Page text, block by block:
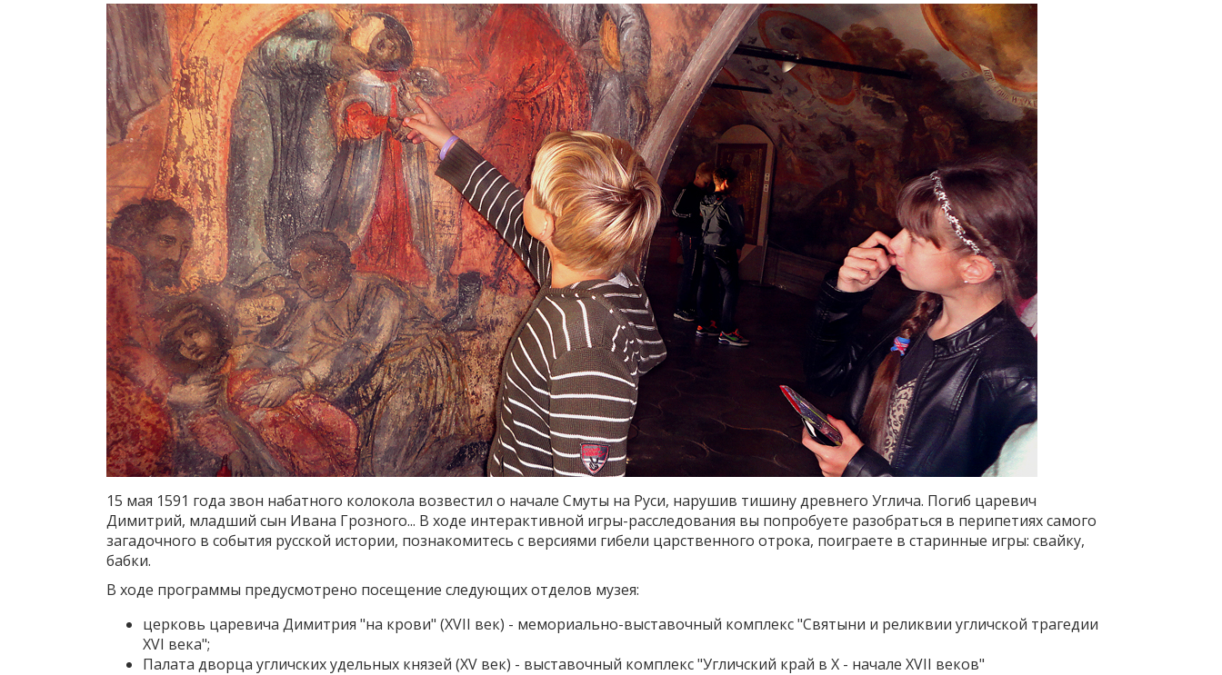
15 мая 1591 года звон набатного колокола возвестил о начале Смуты на Руси, нарушив тишину древнего Углича. Погиб царевич
Димитрий, младший сын Ивана Грозного... В ходе интерактивной игры-расследования вы попробуете разобраться в перипетиях самого
загадочного в события русской истории, познакомитесь с версиями гибели царственного отрока, поиграете в старинные игры: свайку,
бабки.
В ходе программы предусмотрено посещение следующих отделов музея:
церковь царевича Димитрия "на крови" (XVII век) - мемориально-выставочный комплекс "Святыни и реликвии угличской трагедии
XVI века";
Палата дворца угличских удельных князей (XV век) - выставочный комплекс "Угличский край в X - начале XVII веков"